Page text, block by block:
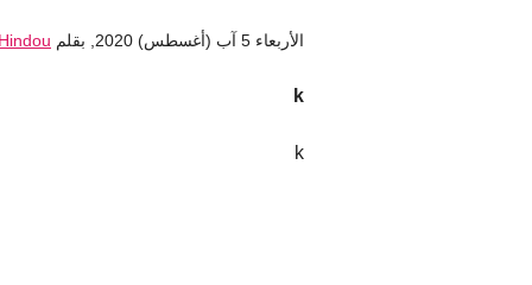
الأربعاء 5 آب (أغسطس) 2020 بقلم
k
k